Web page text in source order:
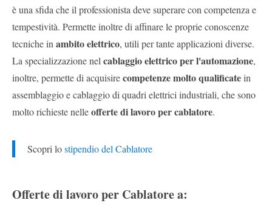
è una sfida che il professionista deve superare con competenza e
tempestività. Permette inoltre di affinare le proprie conoscenze
tecniche in ambito elettrico, utili per tante applicazioni diverse.
La specializzazione nel cablaggio elettrico per l'automazione,
inoltre, permette di acquisirecompetenze molto qualificatein
assemblaggio e cablaggio di quadri elettrici industriali, che sono
molto richieste nelleofferte di lavoro per cablatore.
Scopri lostipendio del Cablatore
Offerte di lavoro per Cablatore a: